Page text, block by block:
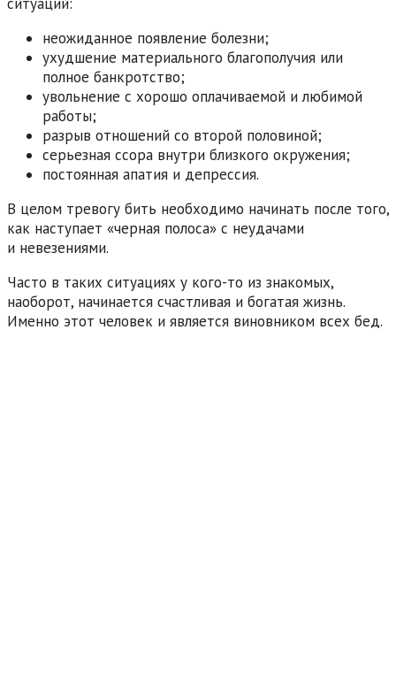
неожиданное появление болезни;
ухудшение материального благополучия или
полное банкротство;
увольнение с хорошо оплачиваемой и любимой
работы;
разрыв отношений со второй половиной;
серьезная ссора внутри близкого окружения;
постоянная апатия и депрессия.
В целом тревогу бить необходимо начинать после того,
как наступает «черная полоса» с неудачами
и невезениями.
Часто в таких ситуациях у кого-то из знакомых,
наоборот, начинается счастливая и богатая жизнь.
Именно этот человек и является виновником всех бед.